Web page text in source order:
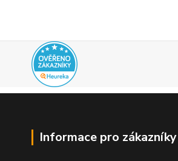
Informace pro zákazníky